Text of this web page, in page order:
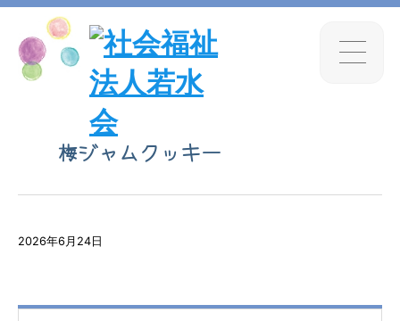
梅ジャムクッキー
2026年6月24日